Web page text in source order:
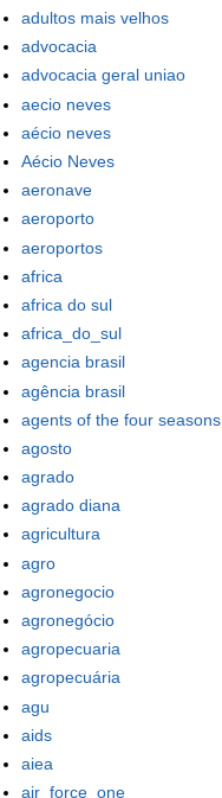
adultos mais velhos
advocacia
advocacia geral uniao
aecio neves
aécio neves
Aécio Neves
aeronave
aeroporto
aeroportos
africa
africa do sul
africa_do_sul
agencia brasil
agência brasil
agents of the four seasons
agosto
agrado
agrado diana
agricultura
agro
agronegocio
agronegócio
agropecuaria
agropecuária
agu
aids
aiea
air_force_one